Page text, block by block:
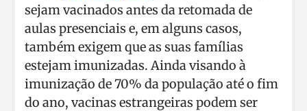
sejam vacinados antes da retomada de
aulas presenciais e, em alguns casos,
também exigem que as suas famílias
estejam imunizadas. Ainda visando à
imunização de 70% da população até o fim
do ano, vacinas estrangeiras podem ser